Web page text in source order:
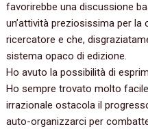
favorirebbe una discussione
‬un’attività preziosissima per la
ricercatore e che,‭
sistema‭ ‬opaco di edizione.
Ho avuto la possibilità di
‬Ho sempre trovato molto
irrazionale ostacola il
auto-organizzarci per